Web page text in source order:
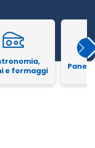
e formaggi
Pane